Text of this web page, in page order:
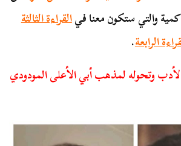
والتي ستكون معنا فيالقراءة الثالثة
الرابعة.
وتحوله لمذهب أبي الأعلى المودودي